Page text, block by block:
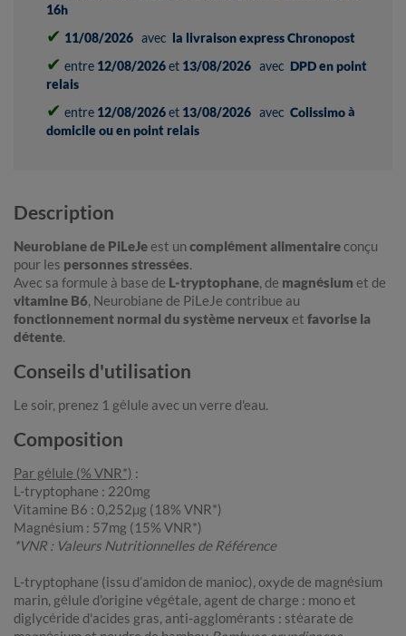
16h
✔ 11/08/2026 avec la livraison express Chronopost
✔ entre 12/08/2026et 13/08/2026 avec DPD en point
relais
✔ entre 12/08/2026et 13/08/2026 avec Colissimo à
domicile ou en point relais
Description
Neurobiane de PiLeJeest uncomplément alimentaireconçu
pour les personnes stressées.
Avec sa formule à base de L-tryptophane, de magnésium et de
vitamine B6, Neurobiane de PiLeJe contribue au
fonctionnement normal du système nerveux et favorise la
détente.
Conseils d'utilisation
Le soir, prenez 1 gélule avec un verre d'eau.
Composition
Par gélule (% VNR*) :
L-tryptophane : 220mg
Vitamine B6 : 0,252µg (18% VNR*)
Magnésium : 57mg (15% VNR*)
*VNR : Valeurs Nutritionnelles de Référence
L-tryptophane (issu d’amidon de manioc), oxyde de magnésium
marin, gélule d’origine végétale, agent de charge : mono et
diglycéride d'acides gras, anti-agglomérants : stéarate de